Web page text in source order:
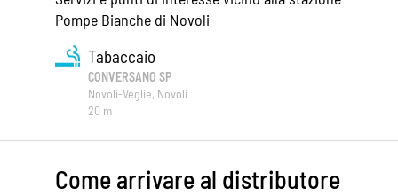
Pompe Bianche di Novoli
Tabaccaio
CONVERSANO SP
Novoli-Veglie, Novoli
20 m
Come arrivare al distributore